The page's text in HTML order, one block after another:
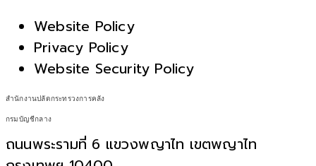
Website Policy
Privacy Policy
Website Security Policy
สำนักงานปลัดกระทรวงการคลัง
กรมบัญชีกลาง
ถนนพระรามที่ 6 แขวงพญาไท เขตพญาไท